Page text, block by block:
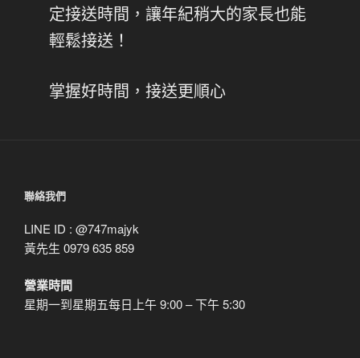
定接送時間，讓年紀稍大的家長也能
輕鬆接送！
掌握好時間，接送更順心
聯絡我們
LINE ID : @747majyk
黃先生 0979 635 859
營業時間
星期一到星期五每日上午 9:00 – 下午 5:30